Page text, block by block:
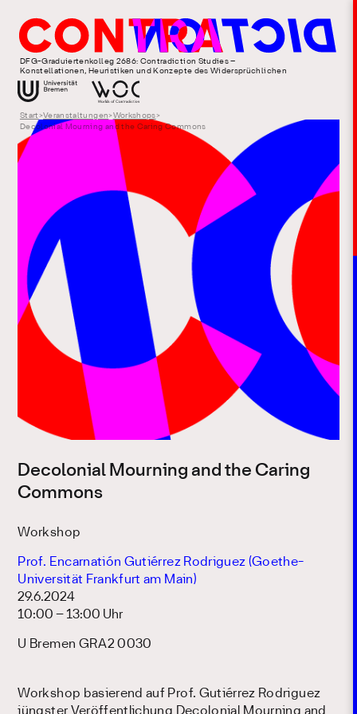
DFG-Graduiertenkolleg 2686: Contradiction Studies –
Konstellationen, Heuristiken und Konzepte des Widersprüchlichen
Start >Veranstaltungen> Workshops>
Decolonial Mourning and the Caring Commons
Decolonial Mourning and the Caring
Commons
Workshop
Prof. Encarnatión Gutiérrez Rodriguez (Goethe-
Universität Frankfurt am Main)
29.6.2024
10:00 – 13:00 Uhr
U Bremen GRA2 0030
Workshop basierend auf Prof. Gutiérrez Rodriguez
jüngster Veröffentlichung
Decolonial Mourning and